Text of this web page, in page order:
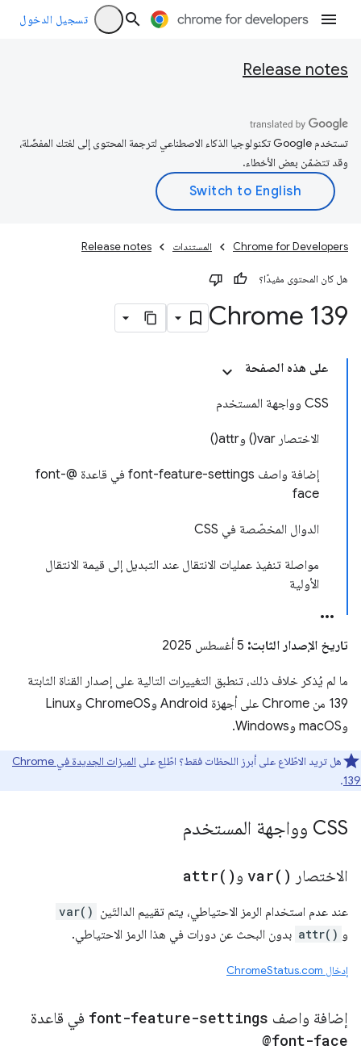
تسجيل الدخول
Release notes
تستخدم Google تكنولوجيا الذكاء الاصطناعي لترجمة المحتوى إلى لغتك المفضّلة،
وقد تتضمّن بعض الأخطاء.
Chrome for Developers المستندات Release notes
هل كان المحتوى مفيدًا؟
‫Chrome 139
على هذه الصفحة
CSS وواجهة المستخدم
الاختصار var() وattr()
إضافة واصف font-feature-settings في قاعدة @font-
face
الدوال المخصّصة في CSS
مواصلة تنفيذ عمليات الانتقال عند التبديل إلى قيمة الانتقال
الأولية
تاريخ الإصدار الثابت:
ما لم يُذكر خلاف ذلك، تنطبق التغييرات التالية على إصدار القناة الثابتة
139 من Chrome على أجهزة Android وChromeOS وLinux
وmacOS وWindows.
هل تريد الاطّلاع على أبرز اللحظات فقط؟ اطّلِع على
الميزات الجديدة في Chrome
139
.
CSS وواجهة المستخدم
الاختصار var( ) و attr( )
عند عدم استخدام الرمز الاحتياطي، يتم تقييم الدالتَين var()
و attr() بدون البحث عن دورات في هذا الرمز الاحتياطي.
إدخال ChromeStatus.com
إضافة واصف font-feature-settings في قاعدة
@font-face